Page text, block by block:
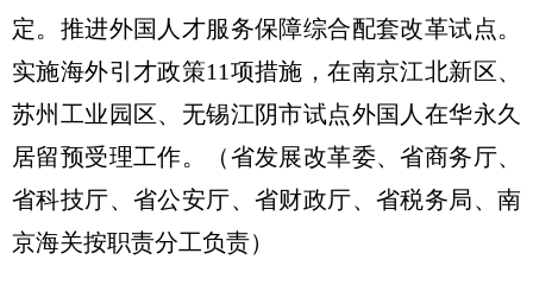
定。推进外国人才服务保障综合配套改革试点。
实施海外引才政策11项措施，在南京江北新区、
苏州工业园区、无锡江阴市试点外国人在华永久
居留预受理工作。
（省发展改革委、省商务厅、
省科技厅、省公安厅、省财政厅、省税务局、南
京海关按职责分工负责）